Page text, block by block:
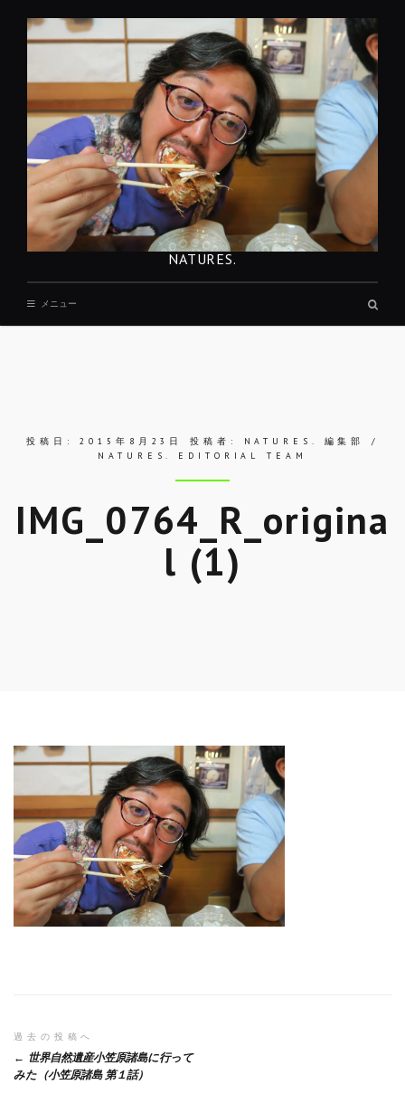
NATURES.
メニュー
投稿日:2015年8月23日 投稿者:
NATURES. 編集部 /
NATURES. EDITORIAL TEAM
IMG_0764_R_origina
l (1)
投
稿
過去の投稿へ
世界自然遺産小笠原諸島に行って
みた（小笠原諸島 第１話）